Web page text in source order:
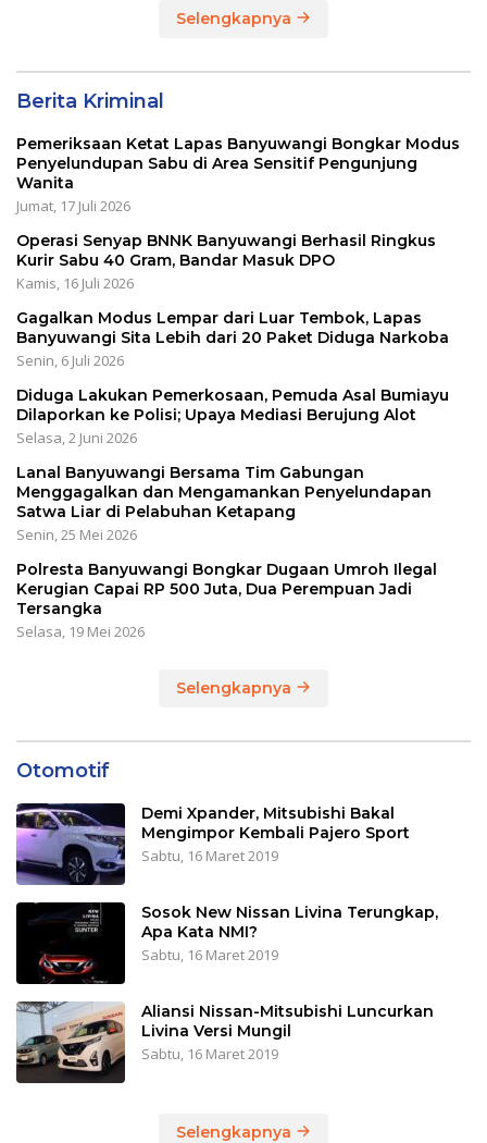
Selengkapnya
Berita Kriminal
Pemeriksaan Ketat Lapas Banyuwangi Bongkar Modus
Penyelundupan Sabu di Area Sensitif Pengunjung
Wanita
Jumat, 17 Juli 2026
Operasi Senyap BNNK Banyuwangi Berhasil Ringkus
Kurir Sabu 40 Gram, Bandar Masuk DPO
Kamis, 16 Juli 2026
Gagalkan Modus Lempar dari Luar Tembok, Lapas
Banyuwangi Sita Lebih dari 20 Paket Diduga Narkoba
Senin, 6 Juli 2026
Diduga Lakukan Pemerkosaan, Pemuda Asal Bumiayu
Dilaporkan ke Polisi; Upaya Mediasi Berujung Alot
Selasa, 2 Juni 2026
Lanal Banyuwangi Bersama Tim Gabungan
Menggagalkan dan Mengamankan Penyelundapan
Satwa Liar di Pelabuhan Ketapang
Senin, 25 Mei 2026
Polresta Banyuwangi Bongkar Dugaan Umroh Ilegal
Kerugian Capai RP 500 Juta, Dua Perempuan Jadi
Tersangka
Selasa, 19 Mei 2026
Selengkapnya
Otomotif
Demi Xpander, Mitsubishi Bakal
Mengimpor Kembali Pajero Sport
Sabtu, 16 Maret 2019
Sosok New Nissan Livina Terungkap,
Apa Kata NMI?
Sabtu, 16 Maret 2019
Aliansi Nissan-Mitsubishi Luncurkan
Livina Versi Mungil
Sabtu, 16 Maret 2019
Selengkapnya